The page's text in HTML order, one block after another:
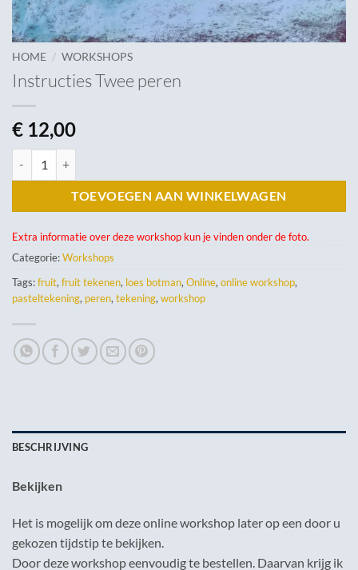
HOME / WORKSHOPS
Instructies Twee peren
€ 12,00
TOEVOEGEN AAN WINKELWAGEN
Extra informatie over deze workshop kun je vinden onder de foto.
Categorie:Workshops
Tags:fruit, fruit tekenen, loes botman, Online, online workshop,
pasteltekening, peren, tekening, workshop
BESCHRIJVING
Bekijken
Het is mogelijk om deze online workshop later op een door u
gekozen tijdstip te bekijken.
Door deze workshop eenvoudig te bestellen. Daarvan krijg ik